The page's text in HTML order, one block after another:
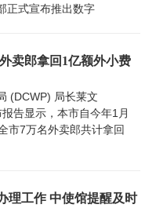
正式宣布推出数字
卖郎拿回1亿额外小费
(DCWP) 局长莱文
告显示，本市自今年1月
市7万名外卖郎共计拿回
理工作 中使馆提醒及时